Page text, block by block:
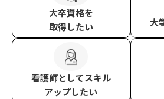
大卒資格を
取得したい
大
看護師としてスキル
アップしたい